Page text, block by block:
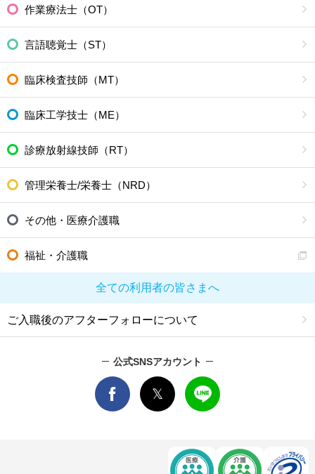
作業療法士（OT）
言語聴覚士（ST）
臨床検査技師（MT）
臨床工学技士（ME）
診療放射線技師（RT）
管理栄養士/栄養士（NRD）
その他・医療介護職
福祉・介護職
全ての利用者の皆さまへ
ご入職後のアフターフォローについて
公式SNSアカウント